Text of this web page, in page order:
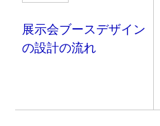
展示会ブースデザイン
の設計の流れ